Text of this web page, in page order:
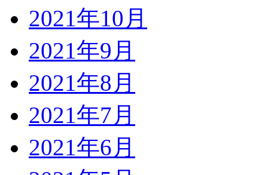
2021年10月
2021年9月
2021年8月
2021年7月
2021年6月